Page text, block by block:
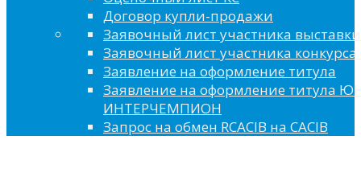
Договор купли-продажи
Заявочный лист участника выставки
Заявочный лист участника конкурса
Заявление на оформление титула
Заявление на оформление титула
ИНТЕРЧЕМПИОН
Запрос на обмен RCACIB на CACIB